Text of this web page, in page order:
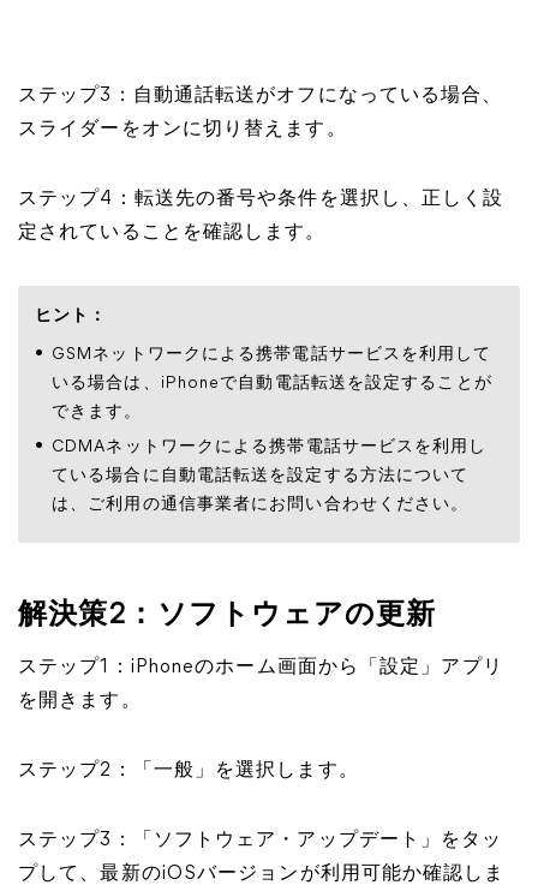
ステップ3：自動通話転送がオフになっている場合、
スライダーをオンに切り替えます。
ステップ4：転送先の番号や条件を選択し、正しく設
定されていることを確認します。
ヒント：
GSMネットワークによる携帯電話サービスを利用して
いる場合は、iPhoneで自動電話転送を設定することが
できます。
CDMAネットワークによる携帯電話サービスを利用し
ている場合に自動電話転送を設定する方法について
は、ご利用の通信事業者にお問い合わせください。
解決策2：ソフトウェアの更新
ステップ1：iPhoneのホーム画面から「設定」アプリ
を開きます。
ステップ2：「一般」を選択します。
ステップ3：「ソフトウェア・アップデート」をタッ
プして、最新のiOSバージョンが利用可能か確認しま